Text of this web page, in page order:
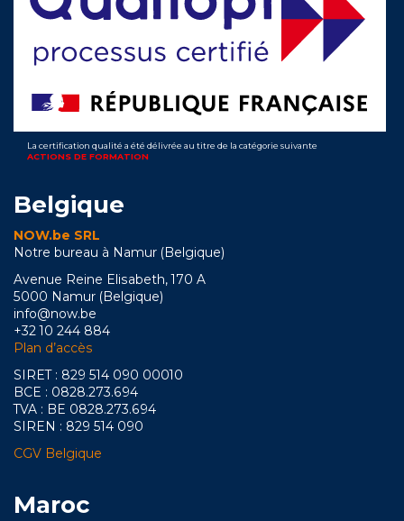
La certification qualité a été délivrée au titre de la catégorie suivante
ACTIONS DE FORMATION
Belgique
NOW.be SRL
Notre bureau à Namur (Belgique)
Avenue Reine Elisabeth, 170 A
5000 Namur (Belgique)
info@now.be
+32 10 244 884
Plan d’accès
SIRET : 829 514 090 00010
BCE : 0828.273.694
TVA : BE 0828.273.694
SIREN : 829 514 090
CGV Belgique
Maroc